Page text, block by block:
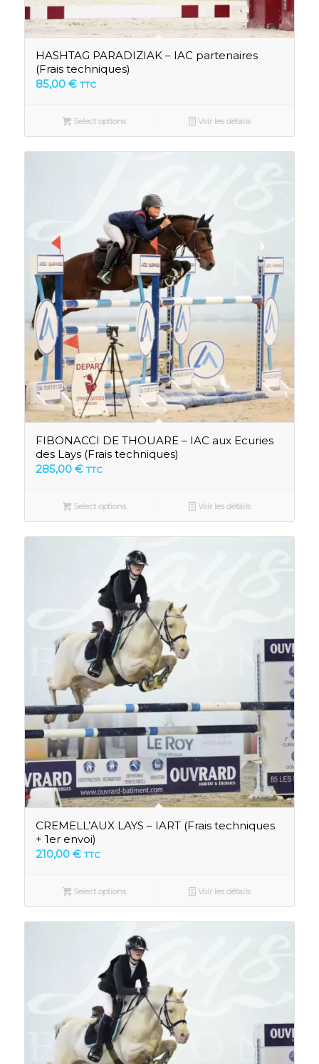
HASHTAG PARADIZIAK – IAC partenaires
(Frais techniques)
85,00 € TTC
Select options Voir les détails
FIBONACCI DE THOUARE – IAC aux Ecuries
des Lays (Frais techniques)
285,00 € TTC
Select options Voir les détails
CREMELL’AUX LAYS – IART (Frais techniques
+ 1er envoi)
210,00 € TTC
Select options Voir les détails